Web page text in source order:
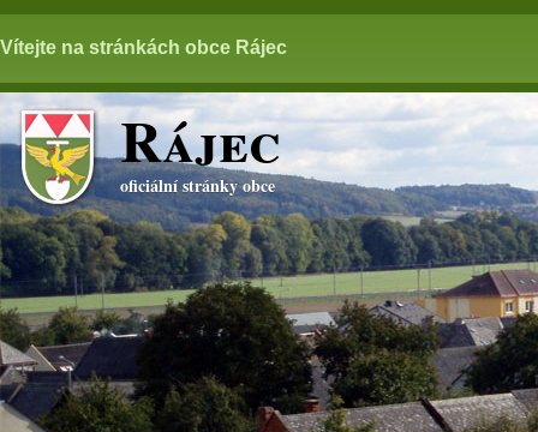
Vítejte na stránkách obce Rájec
Rájec
oficiální stránky obce